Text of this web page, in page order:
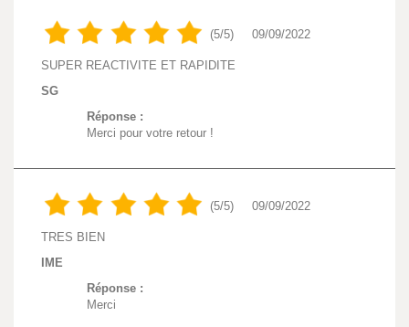
(5/5) 09/09/2022
SUPER REACTIVITE ET RAPIDITE
SG
Réponse :
Merci pour votre retour !
(5/5) 09/09/2022
TRES BIEN
IME
Réponse :
Merci